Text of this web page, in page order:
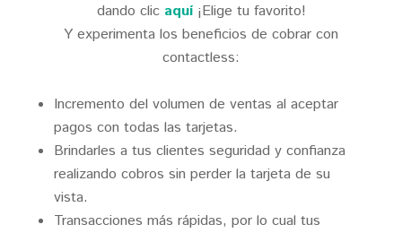
dando clic aquí¡Elige tu favorito!
Y experimenta los beneficios de cobrar con
contactless:
Incremento del volumen de ventas al aceptar
pagos con todas las tarjetas.
Brindarles a tus clientes seguridad y confianza
realizando cobros sin perder la tarjeta de su
vista.
Transacciones más rápidas, por lo cual tus